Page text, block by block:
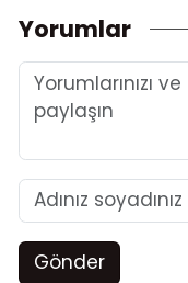
Yorumlar
Gönder